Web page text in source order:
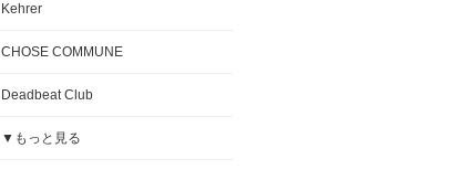
Kehrer
CHOSE COMMUNE
Deadbeat Club
▼もっと見る